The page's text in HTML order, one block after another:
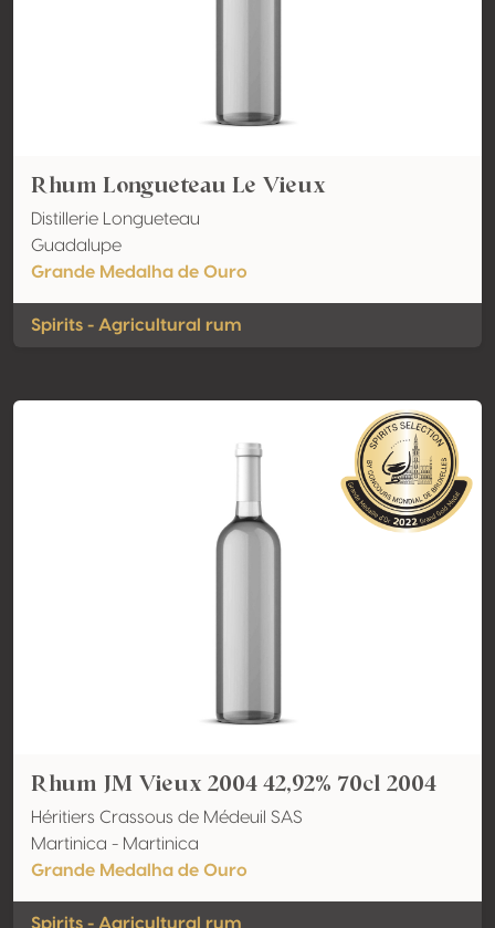
Rhum Longueteau Le Vieux
Distillerie Longueteau
Guadalupe
Grande Medalha de Ouro
Spirits - Agricultural rum
Rhum JM Vieux 2004 42,92% 70cl 2004
Héritiers Crassous de Médeuil SAS
Martinica - Martinica
Grande Medalha de Ouro
Spirits - Agricultural rum